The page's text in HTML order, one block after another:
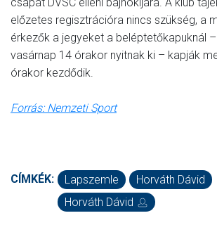
csapat DVSC elleni bajnokijára. A klub
előzetes regisztrációra nincs szükség, a
érkezők a jegyeket a beléptetőkapuknál
vasárnap 14 órakor nyitnak ki – kapják
órakor kezdődik.
Forrás: Nemzeti Sport
CÍMKÉK: Lapszemle
Horváth Dávid
Horváth Dávid